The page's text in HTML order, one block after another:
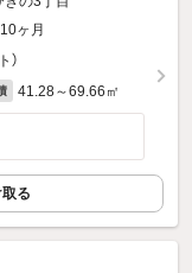
ヶ月
）
41.28～69.66㎡
る